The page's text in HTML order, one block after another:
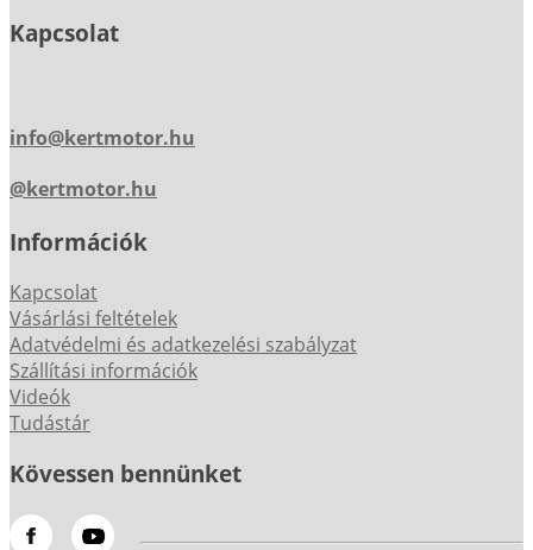
Kapcsolat
info@kertmotor.hu
@kertmotor.hu
Információk
Kapcsolat
Vásárlási feltételek
Adatvédelmi és adatkezelési szabályzat
Szállítási információk
Videók
Tudástár
Kövessen bennünket